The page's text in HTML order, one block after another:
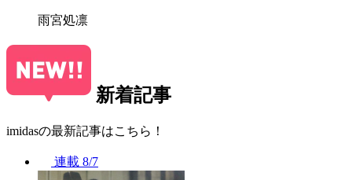
雨宮処凛
新着記事
imidasの最新記事はこちら！
連載 8/7